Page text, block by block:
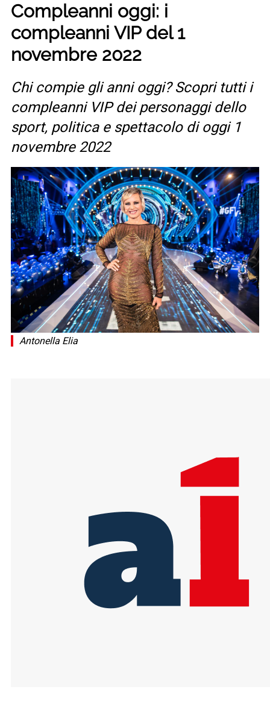
Compleanni oggi: i
compleanni VIP del 1
novembre 2022
Chi compie gli anni oggi? Scopri tutti i
compleanni VIP dei personaggi dello
sport, politica e spettacolo di oggi 1
novembre 2022
Antonella Elia